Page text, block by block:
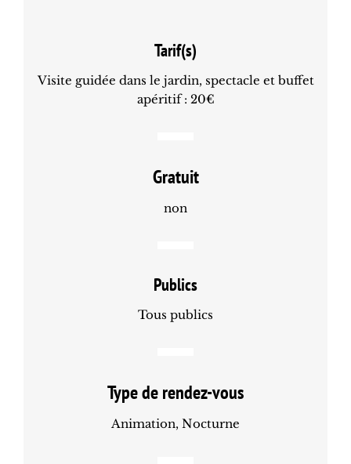
Tarif(s)
Visite guidée dans le jardin, spectacle et buffet
apéritif : 20€
Gratuit
non
Publics
Tous publics
Type de rendez-vous
Animation, Nocturne